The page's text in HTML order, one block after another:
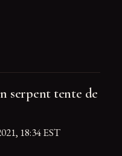
serpent tente de
18:34 EST